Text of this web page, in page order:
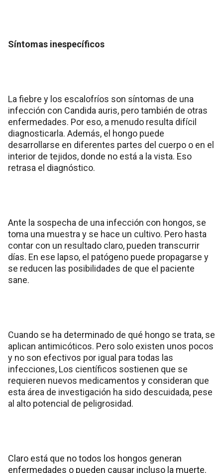
Síntomas inespecíficos
La fiebre y los escalofríos son síntomas de una
infección con Candida auris, pero también de otras
enfermedades. Por eso, a menudo resulta difícil
diagnosticarla. Además, el hongo puede
desarrollarse en diferentes partes del cuerpo o en el
interior de tejidos, donde no está a la vista. Eso
retrasa el diagnóstico.
Ante la sospecha de una infección con hongos, se
toma una muestra y se hace un cultivo. Pero hasta
contar con un resultado claro, pueden transcurrir
días. En ese lapso, el patógeno puede propagarse y
se reducen las posibilidades de que el paciente
sane.
Cuando se ha determinado de qué hongo se trata, se
aplican antimicóticos. Pero solo existen unos pocos
y no son efectivos por igual para todas las
infecciones, Los científicos sostienen que se
requieren nuevos medicamentos y consideran que
esta área de investigación ha sido descuidada, pese
al alto potencial de peligrosidad.
Claro está que no todos los hongos generan
enfermedades o pueden causar incluso la muerte.